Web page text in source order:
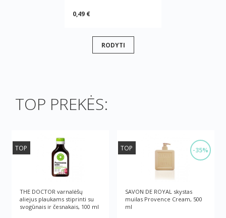
0,49 €
RODYTI
TOP PREKĖS:
TOP
THE DOCTOR varnalėšų
aliejus plaukams stiprinti su
svogūnais ir česnakais, 100 ml
-35%
TOP
SAVON DE ROYAL skystas
muilas Provence Cream, 500
ml